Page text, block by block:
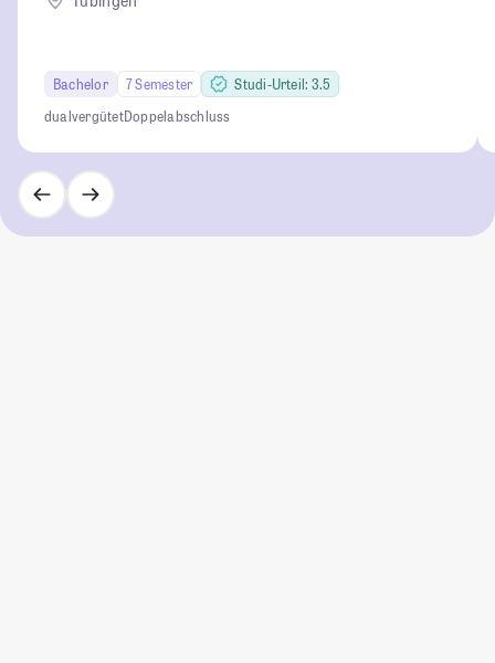
Bachelor 7 Semester
Studi-Urteil: 3.5
dualvergütetDoppelabschluss